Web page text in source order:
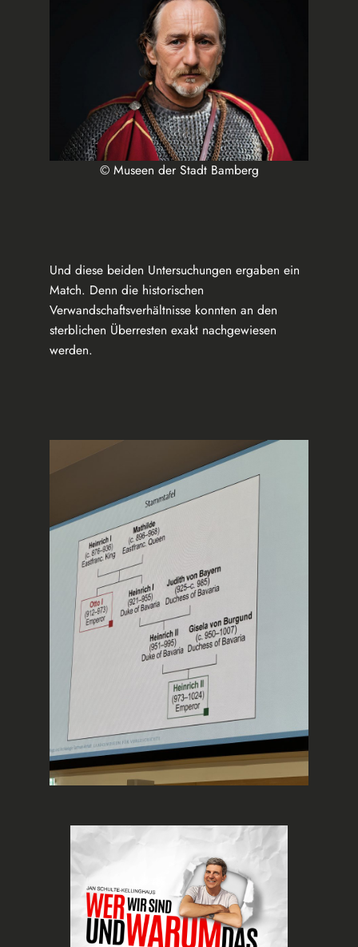
© Museen der Stadt Bamberg
Und diese beiden Untersuchungen ergaben ein
Match. Denn die historischen
Verwandschaftsverhältnisse konnten an den
sterblichen Überresten exakt nachgewiesen
werden.